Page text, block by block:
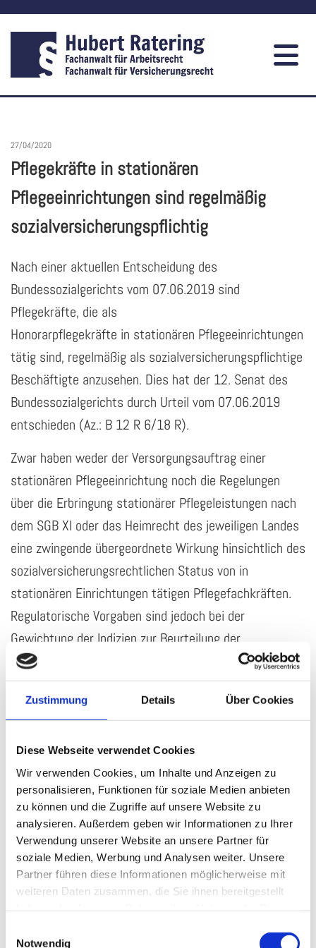
Zustimmung Details Über Cookies
Diese Webseite verwendet Cookies
Wir verwenden Cookies, um Inhalte und Anzeigen zu
personalisieren, Funktionen für soziale Medien anbieten
zu können und die Zugriffe auf unsere Website zu
analysieren. Außerdem geben wir Informationen zu Ihrer
Verwendung unserer Website an unsere Partner für
soziale Medien, Werbung und Analysen weiter. Unsere
Partner führen diese Informationen möglicherweise mit
weiteren Daten zusammen, die Sie ihnen bereitgestellt
Notwendig
27/04/2020
Pflegekräfte in stationären
Pflegeeinrichtungen sind regelmäßig
sozialversicherungspflichtig
Nach einer aktuellen Entscheidung des
Bundessozialgerichts vom 07.06.2019 sind
Pflegekräfte, die als
Honorarpflegekräfte in stationären Pflegeeinrichtungen
tätig sind, regelmäßig als sozialversicherungspflichtige
Beschäftigte anzusehen. Dies hat der 12. Senat des
Bundessozialgerichts durch Urteil vom 07.06.2019
entschieden (Az.: B 12 R 6/18 R).
Zwar haben weder der Versorgungsauftrag einer
stationären Pflegeeinrichtung noch die Regelungen
über die Erbringung stationärer Pflegeleistungen nach
dem SGB XI oder das Heimrecht des jeweiligen Landes
eine zwingende übergeordnete Wirkung hinsichtlich des
sozialversicherungsrechtlichen Status von in
stationären Einrichtungen tätigen Pflegefachkräften.
Regulatorische Vorgaben sind jedoch bei der
Gewichtung der Indizien zur Beurteilung der
Versicherungspflicht zu berücksichtigen. Sie führen im
Regelfall zur Annahme einer Eingliederung der
Pflegefachkräfte in die Organisations- und
Unternehmerische Freiheiten sind bei der konkreten
Tätigkeit in einer stationären Pflegeeinrichtung kaum
denkbar. Selbstständigkeit kann nur ausnahmsweise
angenommen werden. Hierfür müssen gewichtige
Indizien sprechen. Bloße Freiräume bei der
Aufgabenerledigung, zum Beispiel ein Auswahlrecht der
zu pflegenden Personen oder bei der Reihenfolge der
einzelnen Pflegemaßnahmen, reichen hierfür nicht.
Ausgehend davon war die beigeladene Pflegefachkraft